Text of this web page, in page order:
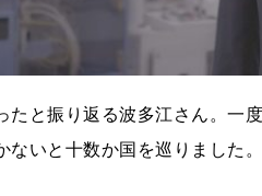
たと振り返る波多江さん。一
ないと十数か国を巡りました。